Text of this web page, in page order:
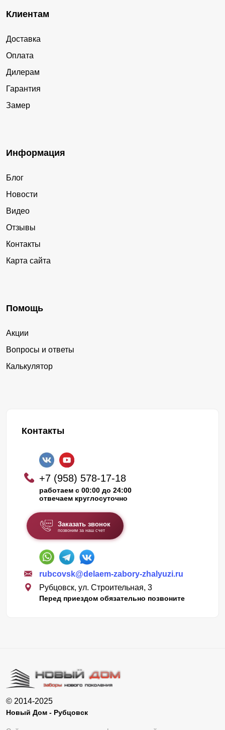
Клиентам
Доставка
Оплата
Дилерам
Гарантия
Замер
Информация
Блог
Новости
Видео
Отзывы
Контакты
Карта сайта
Помощь
Акции
Вопросы и ответы
Калькулятор
Контакты
+7 (958) 578-17-18
работаем с 00:00 до 24:00
отвечаем круглосуточно
Заказать звонок
позвоним за наш счет
rubcovsk@delaem-zabory-zhalyuzi.ru
Рубцовск, ул. Строительная, 3
Перед приездом обязательно позвоните
© 2014-2025
Новый Дом - Рубцовск